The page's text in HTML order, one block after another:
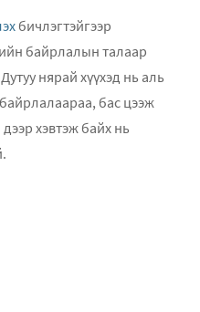
бичлэгтэйгээр
байрлалын талаар
нярай хүүхэд нь аль
бас цээж
хэвтэж байх нь